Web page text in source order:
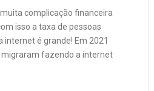
complicação financeira
isso a taxa de pessoas
é grande! Em 2021
fazendo a internet
de trabalho para